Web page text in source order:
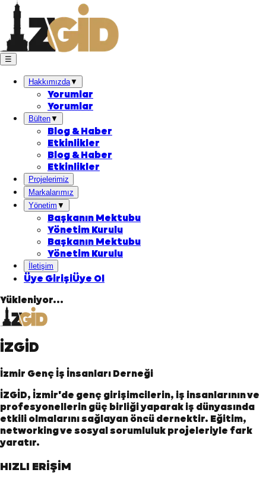
☰
Hakkımızda▼
Yorumlar
Yorumlar
Bülten▼
Blog & Haber
Etkinlikler
Blog & Haber
Etkinlikler
Projelerimiz
Markalarımız
Yönetim ▼
Başkanın Mektubu
Yönetim Kurulu
Başkanın Mektubu
Yönetim Kurulu
İletişim
Üye GirişiÜye Ol
Yükleniyor...
İZGİD
İzmir Genç İş İnsanları Derneği
İZGİD, İzmir'de genç girişimcilerin, iş insanlarının ve
profesyonellerin güç birliği yaparak iş dünyasında
etkili olmalarını sağlayan öncü dernektir. Eğitim,
networking ve sosyal sorumluluk projeleriyle fark
yaratır.
HIZLI ERİŞİM